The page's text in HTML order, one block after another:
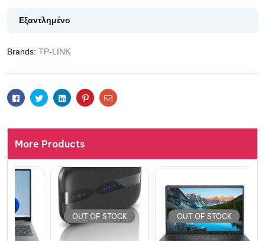
Εξαντλημένο
Brands: TP-LINK
FacebookTwitterLinkedinPinterestEmail
More Products
OUT OF STOCK OUT OF STOCK